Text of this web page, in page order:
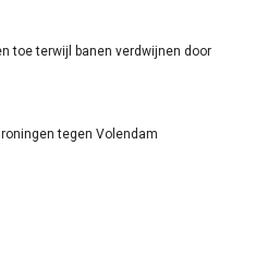
toe terwijl banen verdwijnen door
tegen Volendam